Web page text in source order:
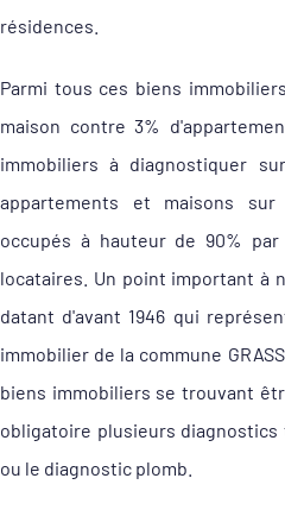
résidences.
Parmi tous ces biens
maison contre 3%
immobiliers à diagnostiquer sur
appartements et maisons sur
occupés à hauteur de 90%
locataires. Un point important à
datant d'avant 1946 qui
immobilier de la commune
biens immobiliers se trouvant
obligatoire plusieurs
ou le diagnostic plomb.